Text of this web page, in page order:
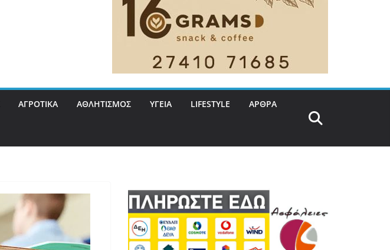
ΑΓΡΟΤΙΚΑ ΑΘΛΗΤΙΣΜΟΣ ΥΓΕΙΑ LIFESTYLE ΑΡΘΡΑ